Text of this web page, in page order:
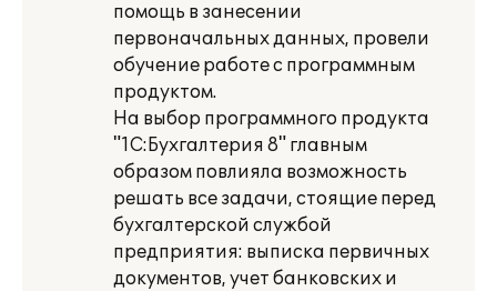
помощь в занесении
первоначальных данных, провели
обучение работе с программным
продуктом.
На выбор программного продукта
"1С:Бухгалтерия 8" главным
образом повлияла возможность
решать все задачи, стоящие перед
бухгалтерской службой
предприятия: выписка первичных
документов, учет банковских и